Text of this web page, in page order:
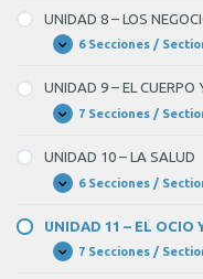
of
4
dicen
BLANK
4
of
ellos
se
–
LOS
BANCOS
UNIDAD 8 – LOS
Expandir
UNIDAD
–
LOS
NEGOCIOS
6 Secciones /
UNIDAD 9 – EL CUERPO
Expandir
UNIDAD
–
EL
CUERPO
Y
HIGIENE
PERSONAL
7 Secciones /
UNIDAD 10 – LA SALUD
Expandir
UNIDAD
–
LA
SALUD
6 Secciones /
UNIDAD 11 – EL OCIO
Expandir
UNIDAD7 Secciones /